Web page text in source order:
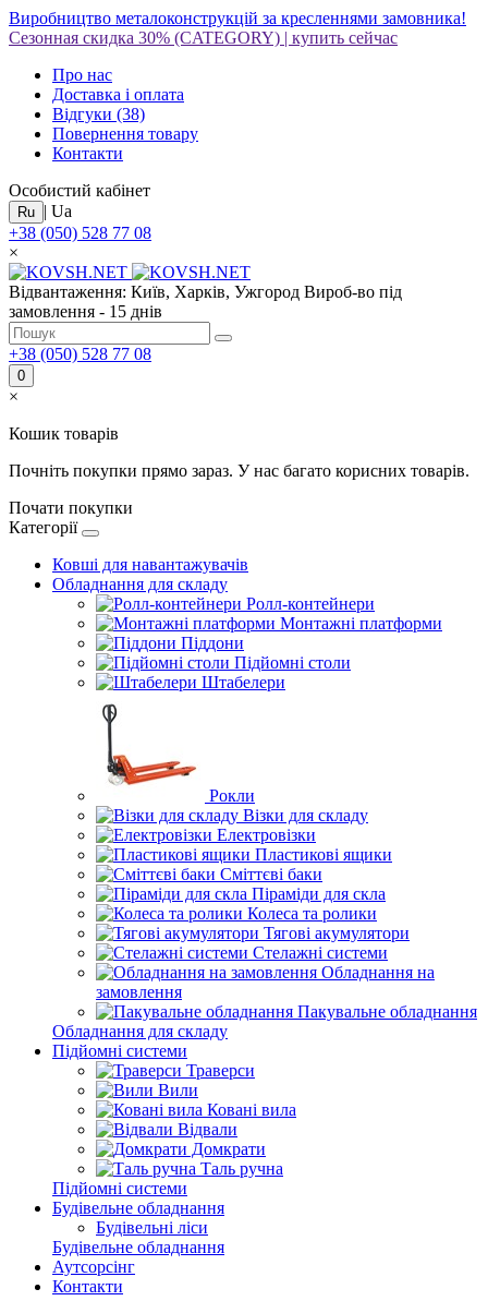
Виробництво металоконструкцій за кресленнями замовника!
Сезонная скидка 30% (CATEGORY) | купить сейчас
Про нас
Доставка і оплата
Відгуки (38)
Повернення товару
Контакти
Особистий кабінет
Ru | Ua
+38 (050) 528 77 08
×
Відвантаження: Київ, Харків, Ужгород Вироб-во під
замовлення - 15 днів
+38 (050) 528 77 08
0
×
Кошик товарів
Почніть покупки прямо зараз. У нас багато корисних товарів.
Почати покупки
Категорії
Ковші для навантажувачів
Обладнання для складу
Ролл-контейнери
Монтажні платформи
Піддони
Підйомні столи
Штабелери
Рокли
Візки для складу
Електровізки
Пластикові ящики
Сміттєві баки
Піраміди для скла
Колеса та ролики
Тягові акумулятори
Стелажні системи
Обладнання на
замовлення
Пакувальне обладнання
Обладнання для складу
Підйомні системи
Траверси
Вили
Ковані вила
Відвали
Домкрати
Таль ручна
Підйомні системи
Будівельне обладнання
Будівельні ліси
Будівельне обладнання
Аутсорсінг
Контакти